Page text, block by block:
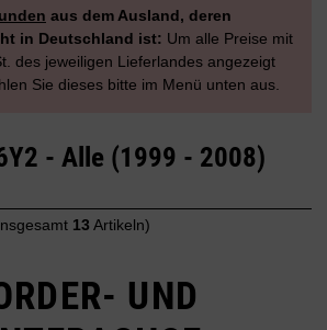
aus dem Ausland, deren
in Deutschland ist: Um alle Preise mit
des jeweiligen Lieferlandes angezeigt
Sie dieses bitte im Menü unten aus.
- Alle (1999 - 2008)
13 Artikeln)
UND